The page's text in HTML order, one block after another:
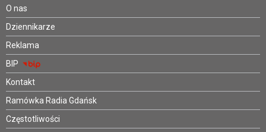
O nas
Dziennikarze
Reklama
BIP
Kontakt
Ramówka Radia Gdańsk
Częstotliwości